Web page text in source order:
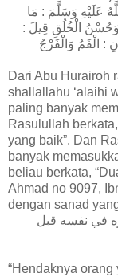
وَحُسْنُ الْخُلُقِ قِيلَ :
Dari Abu Hurairoh
shallallahu ‘alaihi
paling banyak
Rasulullah
yang baik”. Dan
banyak
beliau berkata,
Ahmad no 9097,
dengan sanad
“Hendaknya